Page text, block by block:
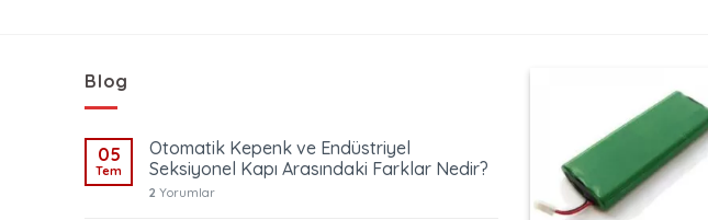
Blog
05
Tem
Otomatik Kepenk ve Endüstriyel
Seksiyonel Kapı Arasındaki Farklar Nedir?
2 Yorumlar